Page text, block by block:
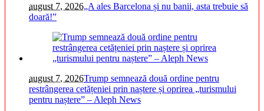
august 7, 2026„A ales Barcelona și nu banii, asta trebuie să
doară!”
august 7, 2026Trump semnează două ordine pentru
restrângerea cetățeniei prin naștere și oprirea „turismului
pentru naștere” – Aleph News